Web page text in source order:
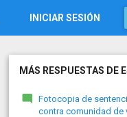
INICIAR SESIÓN
MÁS RESPUESTAS DE
Fotocopia de
contra comunidad de